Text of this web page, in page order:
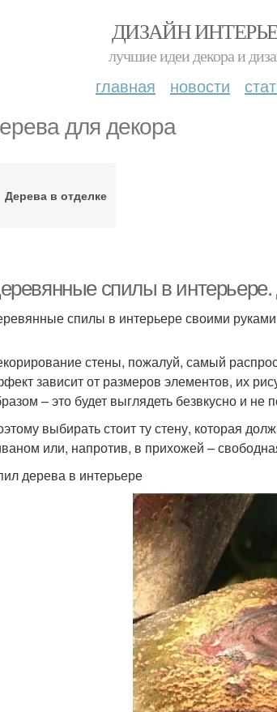
ДИЗАЙН
лучшие идеи декора и
главная новости
для декора
Дерева в отделке
спилы в интерьере.
спилы в интерьере своими руками
стены, пожалуй, самый
зависит от размеров элементов, их
– это будет выглядеть безвкусно и не
выбирать стоит ту стену, которая
или, напротив, в прихожей –
дерева в интерьере